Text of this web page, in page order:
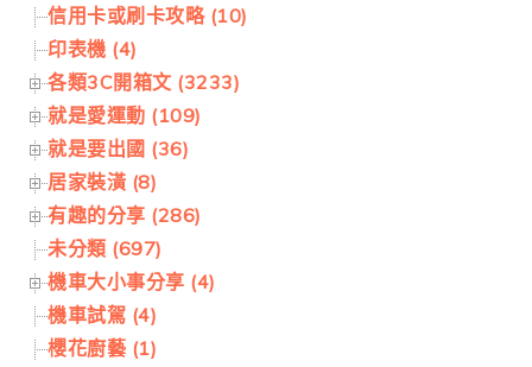
信用卡或刷卡攻略 (10)
印表機 (4)
各類3C開箱文 (3233)
就是愛運動 (109)
就是要出國 (36)
居家裝潢 (8)
有趣的分享 (286)
未分類 (697)
機車大小事分享 (4)
機車試駕 (4)
櫻花廚藝 (1)